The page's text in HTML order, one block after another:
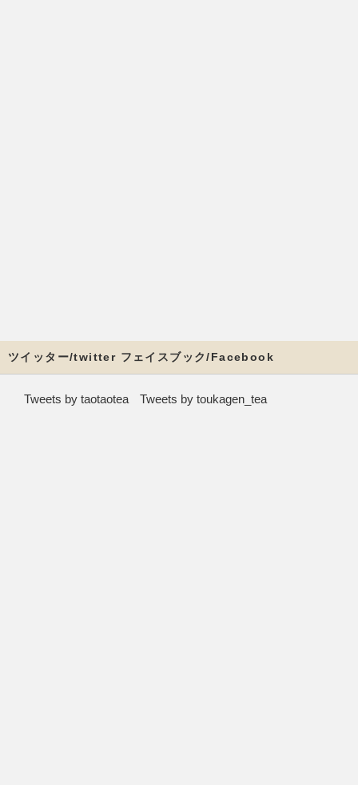
ツイッター/twitter フェイスブック/Facebook
Tweets by taotaotea Tweets by toukagen_tea